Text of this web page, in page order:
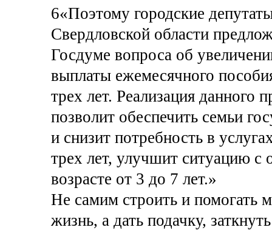
6«Поэтому городские
Свердловской области
Госдуме вопроса об
выплаты ежемесячного
трех лет. Реализация данного
позволит обеспечить семьи
и снизит потребность в
трех лет, улучшит ситуацию с
возрасте от 3 до 7 лет.»
Не самим строить и помогать
жизнь, а дать подачку,